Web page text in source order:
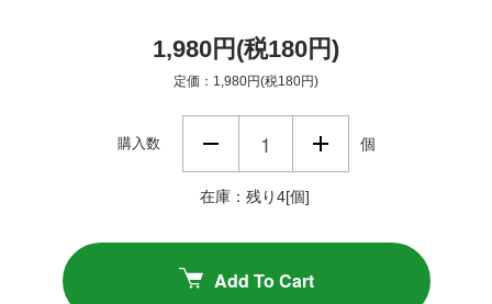
1,980円(税180円)
定価：1,980円(税180円)
購入数 個
在庫：残り4[個]
Add To Cart